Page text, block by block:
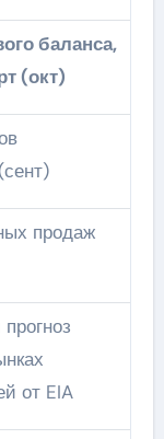
(окт)
от EIA